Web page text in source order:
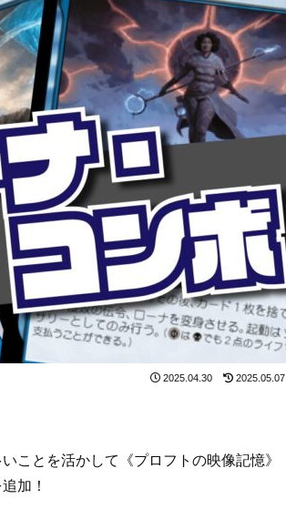
2025.04.30 2025.05.07
ことを活かして《プロフトの映像記憶》
加！